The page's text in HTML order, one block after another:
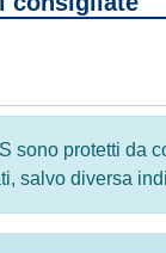
sono protetti da
salvo diversa